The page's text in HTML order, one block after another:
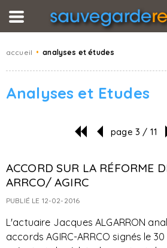
accueil • analyses et études
Analyses et Etudes
page 3 / 11
ACCORD SUR LA RÉFORME
ARRCO/ AGIRC
PUBLIÉ LE 12-02-2016
L'actuaire Jacques ALGARRON
accords AGIRC-ARRCO signés le